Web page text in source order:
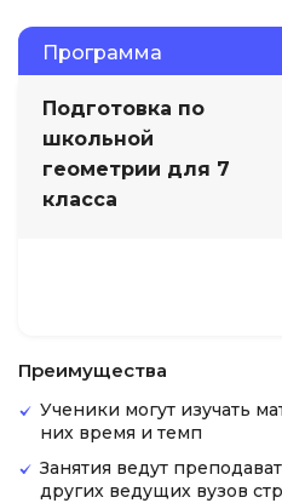
Программа
Подготовка по
школьной
геометрии для 7
класса
Преимущества
Ученики могут изучать
них время и темп
Занятия ведут
других ведущих вузов